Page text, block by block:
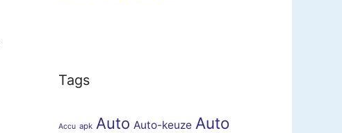
Tags
Accu apk Auto Auto-keuze Auto